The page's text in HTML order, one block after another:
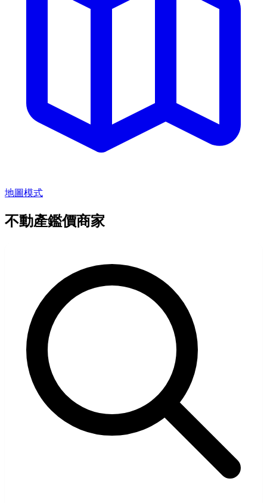
地圖模式
不動產鑑價商家